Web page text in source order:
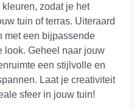
zodat je het
tuin of terras. Uiteraard
met een bijpassende
look. Geheel naar jouw
een stijlvolle en
Laat je creativiteit
sfeer in jouw tuin!